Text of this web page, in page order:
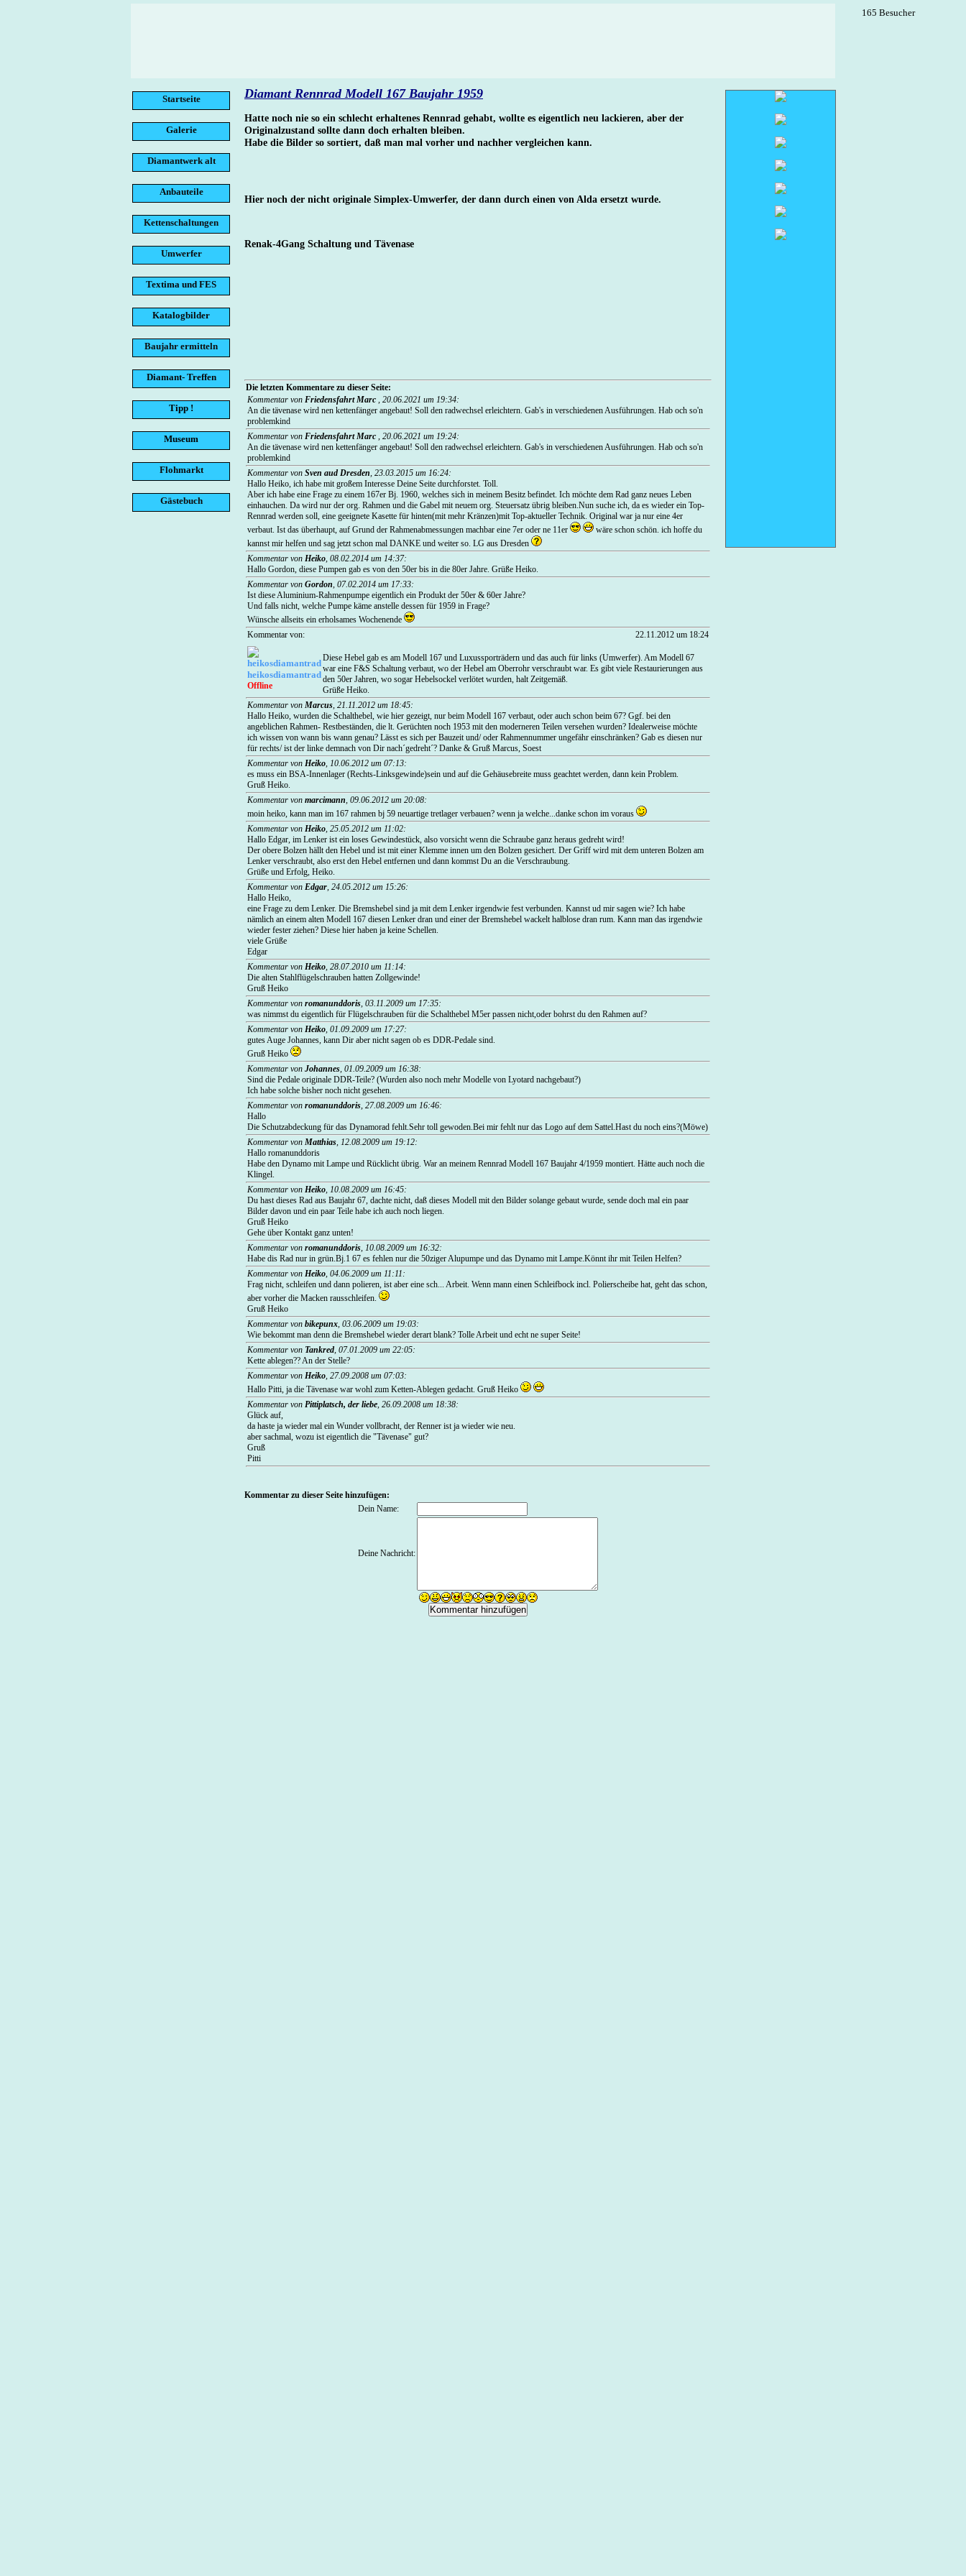
Startseite
Galerie
Diamantwerk alt
Anbauteile
Kettenschaltungen
Umwerfer
Textima und FES
Katalogbilder
Baujahr ermitteln
Diamant- Treffen
Tipp !
Museum
Flohmarkt
Gästebuch
Diamant Rennrad Modell 167 Baujahr 1959
Hatte noch nie so ein schlecht erhaltenes Rennrad gehabt, wollte es eigentlich neu lackieren, aber der
Originalzustand sollte dann doch erhalten bleiben.
Habe die Bilder so sortiert, daß man mal vorher und nachher vergleichen kann.
Hier noch der nicht originale Simplex-Umwerfer, der dann durch einen von Alda ersetzt wurde.
Renak-4Gang Schaltung und Tävenase
Die letzten Kommentare zu dieser Seite:
Kommentar von Friedensfahrt Marc , 20.06.2021 um 19:34:
An die tävenase wird nen kettenfänger angebaut! Soll den radwechsel erleichtern. Gab's in verschiedenen Ausführungen. Hab och so'n
problemkind
Kommentar von Friedensfahrt Marc , 20.06.2021 um 19:24:
An die tävenase wird nen kettenfänger angebaut! Soll den radwechsel erleichtern. Gab's in verschiedenen Ausführungen. Hab och so'n
problemkind
Kommentar von Sven aud Dresden, 23.03.2015 um 16:24:
Hallo Heiko, ich habe mit großem Interesse Deine Seite durchforstet. Toll.
Aber ich habe eine Frage zu einem 167er Bj. 1960, welches sich in meinem Besitz befindet. Ich möchte dem Rad ganz neues Leben
einhauchen. Da wird nur der org. Rahmen und die Gabel mit neuem org. Steuersatz übrig bleiben.Nun suche ich, da es wieder ein Top-
Rennrad werden soll, eine geeignete Kasette für hinten(mit mehr Kränzen)mit Top-aktueller Technik. Original war ja nur eine 4er
verbaut. Ist das überhaupt, auf Grund der Rahmenabmessungen machbar eine 7er oder ne 11er
wäre schon schön. ich hoffe du
kannst mir helfen und sag jetzt schon mal DANKE und weiter so. LG aus Dresden
Kommentar von Heiko, 08.02.2014 um 14:37:
Hallo Gordon, diese Pumpen gab es von den 50er bis in die 80er Jahre. Grüße Heiko.
Kommentar von Gordon, 07.02.2014 um 17:33:
Ist diese Aluminium-Rahmenpumpe eigentlich ein Produkt der 50er & 60er Jahre?
Und falls nicht, welche Pumpe käme anstelle dessen für 1959 in Frage?
Wünsche allseits ein erholsames Wochenende
Kommentar von:
22.11.2012 um 18:24
heikosdiamantrad
Offline
Diese Hebel gab es am Modell 167 und Luxussporträdern und das auch für links (Umwerfer). Am Modell 67
war eine F&S Schaltung verbaut, wo der Hebel am Oberrohr verschraubt war. Es gibt viele Restaurierungen aus
den 50er Jahren, wo sogar Hebelsockel verlötet wurden, halt Zeitgemäß.
Grüße Heiko.
Kommentar von Marcus, 21.11.2012 um 18:45:
Hallo Heiko, wurden die Schalthebel, wie hier gezeigt, nur beim Modell 167 verbaut, oder auch schon beim 67? Ggf. bei den
angeblichen Rahmen- Restbeständen, die lt. Gerüchten noch 1953 mit den moderneren Teilen versehen wurden? Idealerweise möchte
ich wissen von wann bis wann genau? Lässt es sich per Bauzeit und/ oder Rahmennummer ungefähr einschränken? Gab es diesen nur
für rechts/ ist der linke demnach von Dir nach´gedreht´? Danke & Gruß Marcus, Soest
Kommentar von Heiko, 10.06.2012 um 07:13:
es muss ein BSA-Innenlager (Rechts-Linksgewinde)sein und auf die Gehäusebreite muss geachtet werden, dann kein Problem.
Gruß Heiko.
Kommentar von marcimann, 09.06.2012 um 20:08:
moin heiko, kann man im 167 rahmen bj 59 neuartige tretlager verbauen? wenn ja welche...danke schon im voraus
Kommentar von Heiko, 25.05.2012 um 11:02:
Hallo Edgar, im Lenker ist ein loses Gewindestück, also vorsicht wenn die Schraube ganz heraus gedreht wird!
Der obere Bolzen hällt den Hebel und ist mit einer Klemme innen um den Bolzen gesichert. Der Griff wird mit dem unteren Bolzen am
Lenker verschraubt, also erst den Hebel entfernen und dann kommst Du an die Verschraubung.
Grüße und Erfolg, Heiko.
Kommentar von Edgar, 24.05.2012 um 15:26:
Hallo Heiko,
eine Frage zu dem Lenker. Die Bremshebel sind ja mit dem Lenker irgendwie fest verbunden. Kannst ud mir sagen wie? Ich habe
nämlich an einem alten Modell 167 diesen Lenker dran und einer der Bremshebel wackelt halblose dran rum. Kann man das irgendwie
wieder fester ziehen? Diese hier haben ja keine Schellen.
viele Grüße
Edgar
Kommentar von Heiko, 28.07.2010 um 11:14:
Die alten Stahlflügelschrauben hatten Zollgewinde!
Gruß Heiko
Kommentar von romanunddoris, 03.11.2009 um 17:35:
was nimmst du eigentlich für Flügelschrauben für die Schalthebel M5er passen nicht,oder bohrst du den Rahmen auf?
Kommentar von Heiko, 01.09.2009 um 17:27:
gutes Auge Johannes, kann Dir aber nicht sagen ob es DDR-Pedale sind.
Gruß Heiko
Kommentar von Johannes, 01.09.2009 um 16:38:
Sind die Pedale originale DDR-Teile? (Wurden also noch mehr Modelle von Lyotard nachgebaut?)
Ich habe solche bisher noch nicht gesehen.
Kommentar von romanunddoris, 27.08.2009 um 16:46:
Hallo
Die Schutzabdeckung für das Dynamorad fehlt.Sehr toll gewoden.Bei mir fehlt nur das Logo auf dem Sattel.Hast du noch eins?(Möwe)
Kommentar von Matthias, 12.08.2009 um 19:12:
Hallo romanunddoris
Habe den Dynamo mit Lampe und Rücklicht übrig. War an meinem Rennrad Modell 167 Baujahr 4/1959 montiert. Hätte auch noch die
Klingel.
Kommentar von Heiko, 10.08.2009 um 16:45:
Du hast dieses Rad aus Baujahr 67, dachte nicht, daß dieses Modell mit den Bilder solange gebaut wurde, sende doch mal ein paar
Bilder davon und ein paar Teile habe ich auch noch liegen.
Gruß Heiko
Gehe über Kontakt ganz unten!
Kommentar von romanunddoris, 10.08.2009 um 16:32:
Habe dis Rad nur in grün.Bj.1 67 es fehlen nur die 50ziger Alupumpe und das Dynamo mit Lampe.Könnt ihr mit Teilen Helfen?
Kommentar von Heiko, 04.06.2009 um 11:11:
Frag nicht, schleifen und dann polieren, ist aber eine sch... Arbeit. Wenn mann einen Schleifbock incl. Polierscheibe hat, geht das schon,
aber vorher die Macken rausschleifen.
Gruß Heiko
Kommentar von bikepunx, 03.06.2009 um 19:03:
Wie bekommt man denn die Bremshebel wieder derart blank? Tolle Arbeit und echt ne super Seite!
Kommentar von Tankred, 07.01.2009 um 22:05:
Kette ablegen?? An der Stelle?
Kommentar von Heiko, 27.09.2008 um 07:03:
Hallo Pitti, ja die Tävenase war wohl zum Ketten-Ablegen gedacht. Gruß Heiko
Kommentar von Pittiplatsch, der liebe, 26.09.2008 um 18:38:
Glück auf,
da haste ja wieder mal ein Wunder vollbracht, der Renner ist ja wieder wie neu.
aber sachmal, wozu ist eigentlich die "Tävenase" gut?
Gruß
Pitti
Kommentar zu dieser Seite hinzufügen:
Dein Name:
Deine Nachricht:
165 Besucher